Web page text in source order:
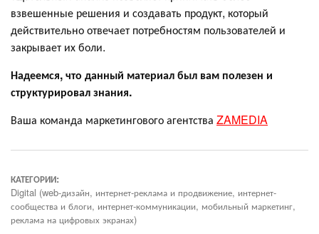
взвешенные решения и создавать продукт, который
действительно отвечает потребностям пользователей и
закрывает их боли.
Надеемся, что данный материал был вам полезен и
структурировал знания.
Ваша команда маркетингового агентства ZAMEDIA
КАТЕГОРИИ:
Digital (web-дизайн, интернет-реклама и продвижение, интернет-
сообщества и блоги, интернет-коммуникации, мобильный маркетинг,
реклама на цифровых экранах)